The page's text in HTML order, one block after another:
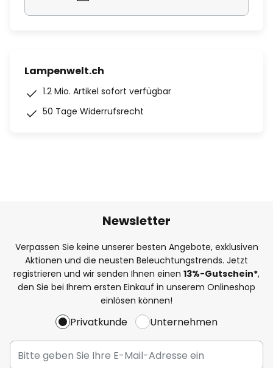
Lampenwelt.ch
1.2 Mio. Artikel sofort verfügbar
50 Tage Widerrufsrecht
Newsletter
Verpassen Sie keine unserer besten Angebote, exklusiven
Aktionen und die neusten Beleuchtungstrends. Jetzt
registrieren und wir senden Ihnen einen 13%-Gutschein*,
den Sie bei Ihrem ersten Einkauf in unserem Onlineshop
einlösen können!
Privatkunde Unternehmen